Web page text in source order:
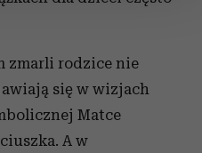
w dowolnej chwili.
społecznościowe i
Informacje o tym, jak
partnerom
i analitycznym.
zmarli rodzice nie
się w wizjach
Matce
A w